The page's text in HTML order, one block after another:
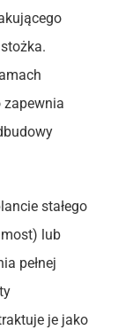
zapewnia
stałego
most) lub
pełnej
je jako